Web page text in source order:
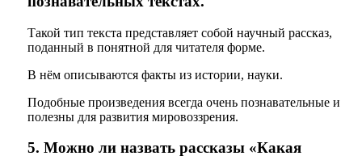
Такой тип текста представляет собой научный рассказ,
поданный в понятной для читателя форме.
В нём описываются факты из истории, науки.
Подобные произведения всегда очень познавательные и
полезны для развития мировоззрения.
5. Можно ли назвать рассказы «Какая